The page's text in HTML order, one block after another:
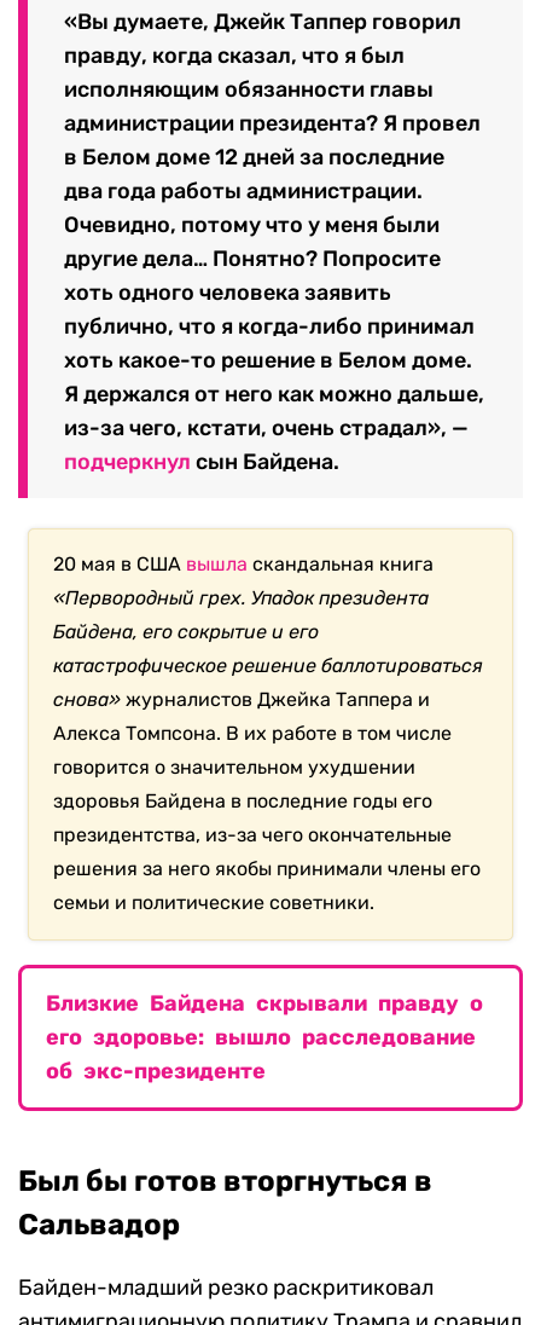
«Вы думаете, Джейк Таппер говорил
правду, когда сказал, что я был
исполняющим обязанности главы
администрации президента? Я провел
в Белом доме 12 дней за последние
два года работы администрации.
Очевидно, потому что у меня были
другие дела… Понятно? Попросите
хоть одного человека заявить
публично, что я когда-либо принимал
хоть какое-то решение в Белом доме.
Я держался от него как можно дальше,
из-за чего, кстати, очень страдал», —
подчеркнул сын Байдена.
20 мая в США вышла скандальная книга
«Первородный грех. Упадок президента
Байдена, его сокрытие и его
катастрофическое решение баллотироваться
снова» журналистов Джейка Таппера и
Алекса Томпсона. В их работе в том числе
говорится о значительном ухудшении
здоровья Байдена в последние годы его
президентства, из-за чего окончательные
решения за него якобы принимали члены его
семьи и политические советники.
Близкие Байдена скрывали правду о
его здоровье: вышло расследование
об экс-президенте
Был бы готов вторгнуться в
Сальвадор
Байден-младший резко раскритиковал